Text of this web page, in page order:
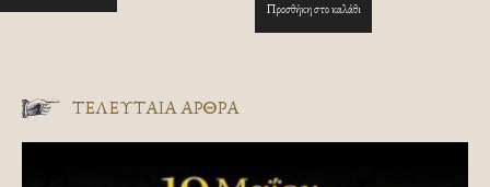
Προσθήκη στο καλάθι
ΤΕΛΕΥΤΑΙΑ ΑΡΘΡΑ